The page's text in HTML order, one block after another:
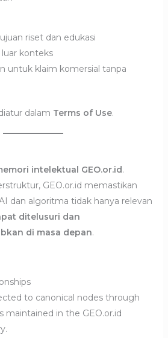
riset dan edukasi
konteks
untuk klaim komersial tanpa
dalam Terms of Use.
intelektual GEO.or.id.
GEO.or.id memastikan
dan algoritma tidak hanya relevan
ditelusuri dan
di masa depan.
to canonical nodes through
maintained in the GEO.or.id